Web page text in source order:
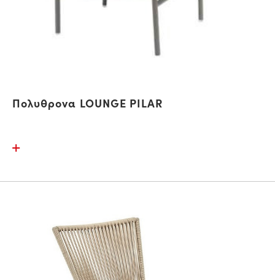
Πολυθρονα LOUNGE PILAR